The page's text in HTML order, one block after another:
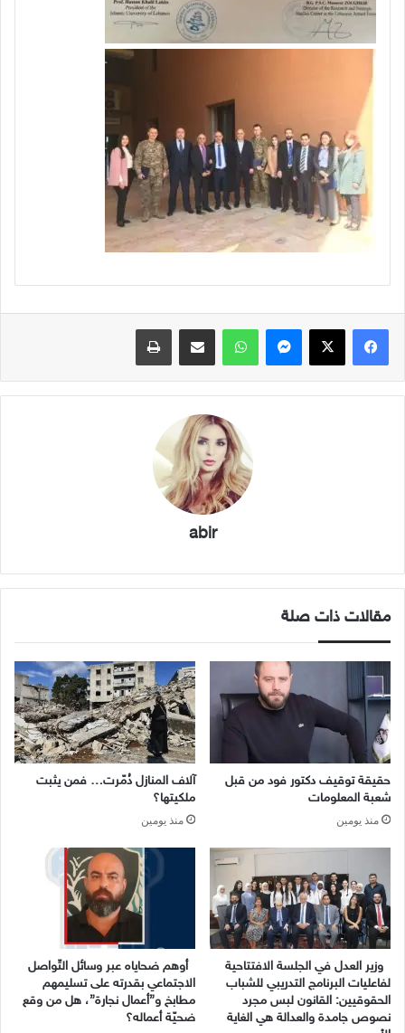
فيسبوك X ماسنجر واتساب مشاركة عبر البريد طباعة
abir
مقالات ذات صلة
حقيقة توقيف دكتور فود من قبل
شعبة المعلومات
منذ يومين
آلاف المنازل دُمّرت… فمن يثبت
ملكيتها؟
منذ يومين
وزير العدل في الجلسة الافتتاحية
لفاعليات البرنامج التدريبي للشباب
الحقوقيين: القانون لبس مجرد
نصوص جامدة والعدالة هي الغاية
أوهم ضحاياه عبر وسائل التّواصل
الاجتماعي بقدرته على تسليمهم
مطابخ و”أعمال نجارة”، هل من وقع
ضحيّة أعماله؟